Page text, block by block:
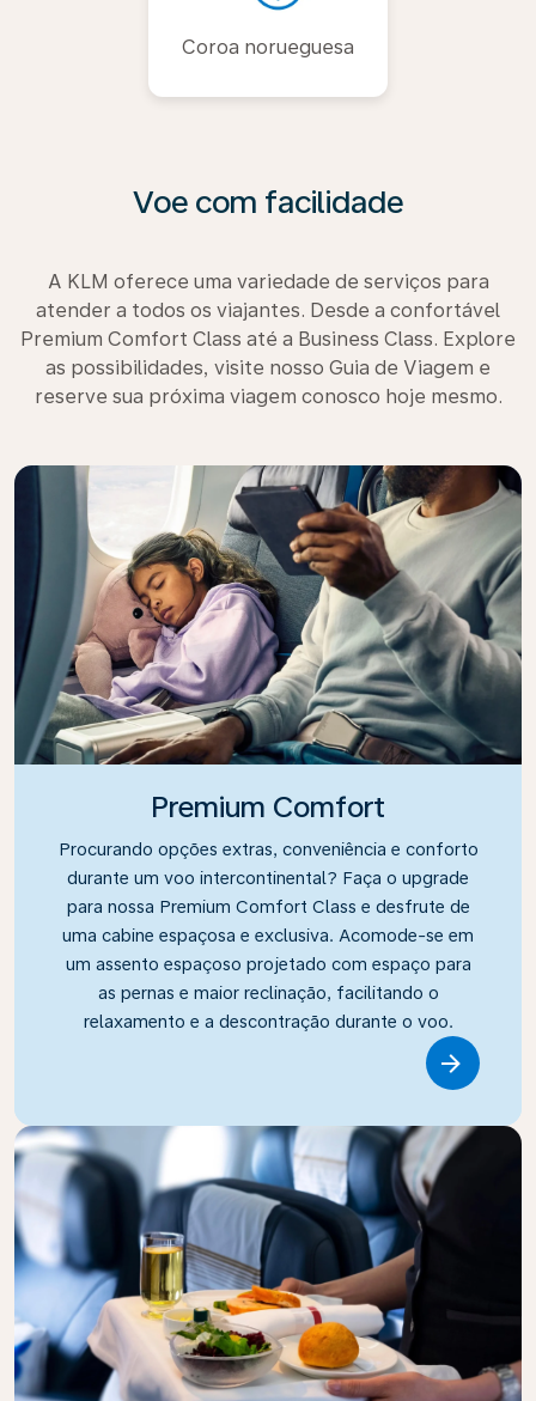
Coroa norueguesa
Voe com facilidade
A KLM oferece uma variedade de serviços para
atender a todos os viajantes. Desde a confortável
Premium Comfort Class até a Business Class. Explore
as possibilidades, visite nosso Guia de Viagem e
reserve sua próxima viagem conosco hoje mesmo.
Premium Comfort
Procurando opções extras, conveniência e conforto
durante um voo intercontinental? Faça o upgrade
para nossa Premium Comfort Class e desfrute de
uma cabine espaçosa e exclusiva. Acomode-se em
um assento espaçoso projetado com espaço para
as pernas e maior reclinação, facilitando o
relaxamento e a descontração durante o voo.